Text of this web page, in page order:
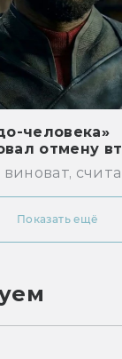
человека»
отмену
Показать ещё